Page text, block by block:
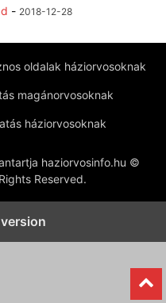
- 2018-12-28
oldalak háziorvosoknak
magánorvosoknak
háziorvosoknak
haziorvosinfo.hu ©
Reserved.